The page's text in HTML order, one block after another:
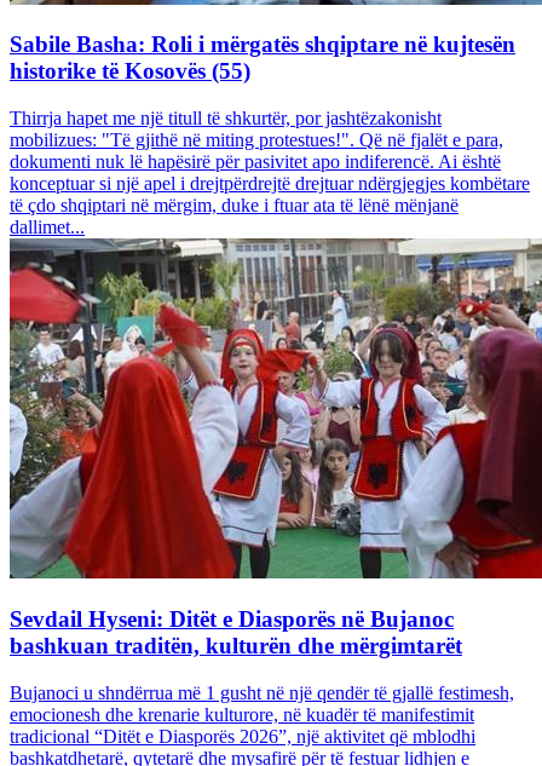
Sabile Basha: Roli i mërgatës shqiptare në kujtesën
historike të Kosovës (55)
Thirrja hapet me një titull të shkurtër, por jashtëzakonisht
mobilizues: "Të gjithë në miting protestues!". Që në fjalët e para,
dokumenti nuk lë hapësirë për pasivitet apo indiferencë. Ai është
konceptuar si një apel i drejtpërdrejtë drejtuar ndërgjegjes kombëtare
të çdo shqiptari në mërgim, duke i ftuar ata të lënë mënjanë
dallimet...
Sevdail Hyseni: Ditët e Diasporës në Bujanoc
bashkuan traditën, kulturën dhe mërgimtarët
Bujanoci u shndërrua më 1 gusht në një qendër të gjallë festimesh,
emocionesh dhe krenarie kulturore, në kuadër të manifestimit
tradicional “Ditët e Diasporës 2026”, një aktivitet që mblodhi
bashkatdhetarë, qytetarë dhe mysafirë për të festuar lidhjen e